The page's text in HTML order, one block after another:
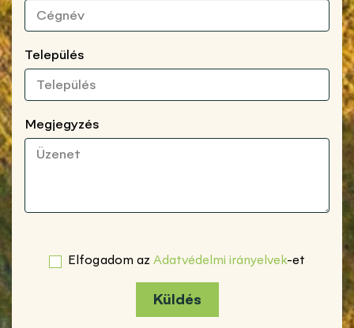
Település
Megjegyzés
Elfogadom az Adatvédelmi irányelvek-et
Küldés